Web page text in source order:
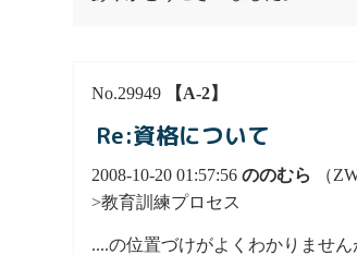
No.29949 【A-2】
Re:資格について
2008-10-20 01:57:56ののむら
（
>教育訓練プロセス
....の位置づけがよくわかりませ